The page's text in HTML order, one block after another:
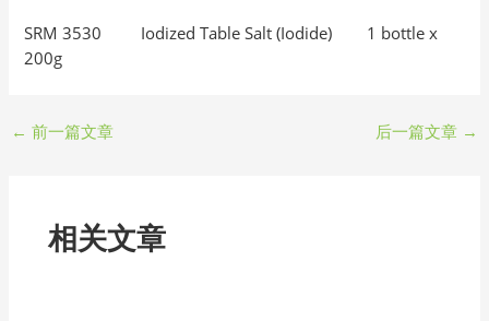
SRM 3530 Iodized Table Salt (Iodide) 1 bottle x
200g
← 前一篇文章 后一篇文章 →
相关文章